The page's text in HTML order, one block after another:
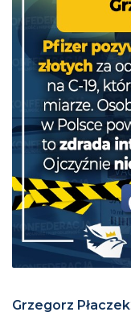
Grzegorz Płaczek